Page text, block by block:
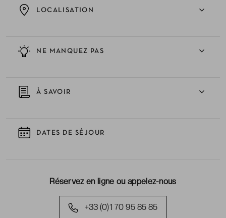
NE MANQUEZ PAS
LOCALISATION
À SAVOIR
DATES DE SÉJOUR
Réservez en ligne ou appelez-nous
+33 (0)1 70 95 85 85